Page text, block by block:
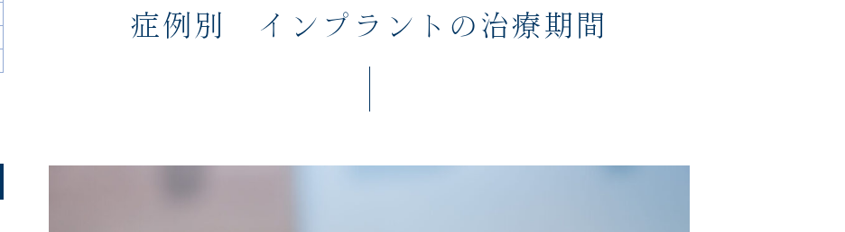
症例別 インプラントの治療期間